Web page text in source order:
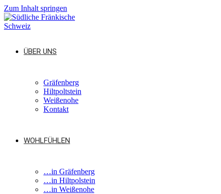
Zum Inhalt springen
ÜBER UNS
Gräfenberg
Hiltpoltstein
Weißenohe
Kontakt
WOHLFÜHLEN
…in Gräfenberg
…in Hiltpolstein
…in Weißenohe